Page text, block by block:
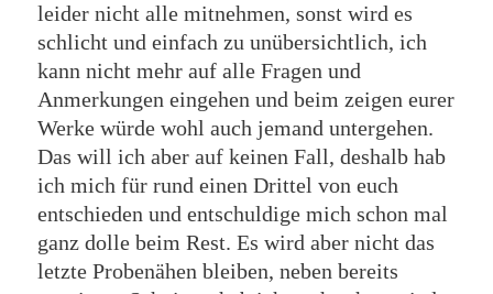
leider nicht alle mitnehmen, sonst wird es
schlicht und einfach zu unübersichtlich, ich
kann nicht mehr auf alle Fragen und
Anmerkungen eingehen und beim zeigen eurer
Werke würde wohl auch jemand untergehen.
Das will ich aber auf keinen Fall, deshalb hab
ich mich für rund einen Drittel von euch
entschieden und entschuldige mich schon mal
ganz dolle beim Rest. Es wird aber nicht das
letzte Probenähen bleiben, neben bereits